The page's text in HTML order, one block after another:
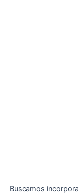
Buscamos